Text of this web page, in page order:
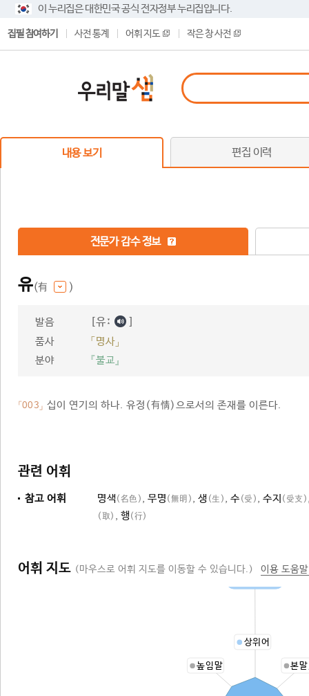
이 누리집은 대한민국 공식 전자정부 누리집입니다.
집필 참여하기 사전 통계 어휘 지도 작은 창 사전
내용 보기 편집 이력
전문가 감수 정보
유(有 )
발음 [유ː ]
품사
「명사」
분야
『불교』
「003」 십이 연기의 하나. 유정(有情)으로서의 존재를 이른다.
관련 어휘
참고 어휘 명색 (名色) , 무명 (無明) , 생 (生) , 수 (受) , 수지 (受支)
(取) , 행(行)
어휘 지도 (마우스로 어휘 지도를 이동할 수 있습니다.) 이용 도움
상위어
본
높임말